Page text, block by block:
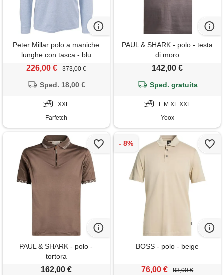
Peter Millar polo a maniche
lunghe con tasca - blu
226,00 € 373,00 €
Sped. 18,00 €
XXL
Farfetch
PAUL & SHARK - polo - testa
di moro
142,00 €
Sped. gratuita
L M XL XXL
Yoox
PAUL & SHARK - polo -
tortora
162,00 €
BOSS - polo - beige
76,00 € 83,00 €